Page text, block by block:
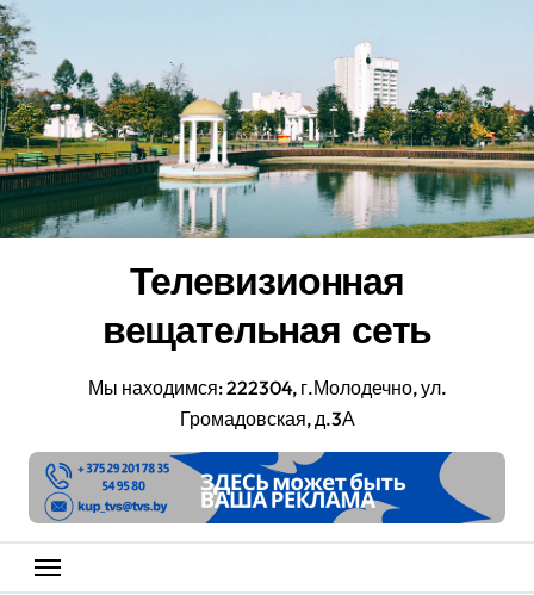
Перейти
к
содержанию
Телевизионная
вещательная сеть
Мы находимся: 222304, г.Молодечно, ул.
Громадовская, д.3А